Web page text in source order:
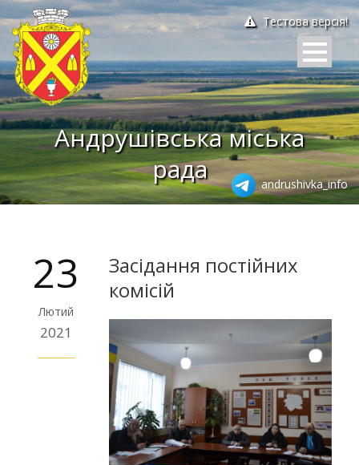
Тестова версія!
Андрушівська міська
рада
andrushivka_info
23
Лютий
2021
Засідання постійних
комісій